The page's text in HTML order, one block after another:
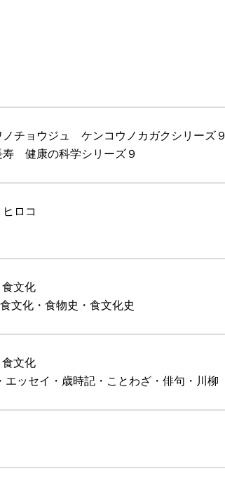
ノチョウジュ ケンコウノカガクシリーズ９
寿 健康の科学シリーズ９
ロコ
文化
文化・食物史・食文化史
文化
エッセイ・歳時記・ことわざ・俳句・川柳